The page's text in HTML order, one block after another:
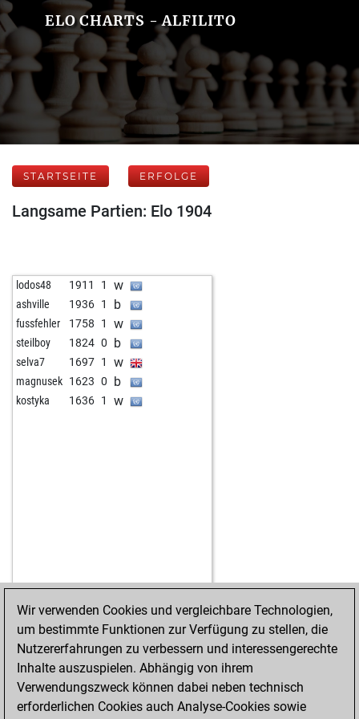
ELO CHARTS - ALFILITO
STARTSEITE ERFOLGE
Langsame Partien: Elo 1904
lodos48 1911 1 w
ashville 1936 1 b
fussfehler 1758 1 w
steilboy 1824 0 b
selva7 1697 1 w
magnusek 1623 0 b
kostyka 1636 1 w
STARTSEITE ERFOLGE
Wir verwenden Cookies und vergleichbare Technologien,
um bestimmte Funktionen zur Verfügung zu stellen, die
Nutzererfahrungen zu verbessern und interessengerechte
Inhalte auszuspielen. Abhängig von ihrem
Verwendungszweck können dabei neben technisch
erforderlichen Cookies auch Analyse-Cookies sowie